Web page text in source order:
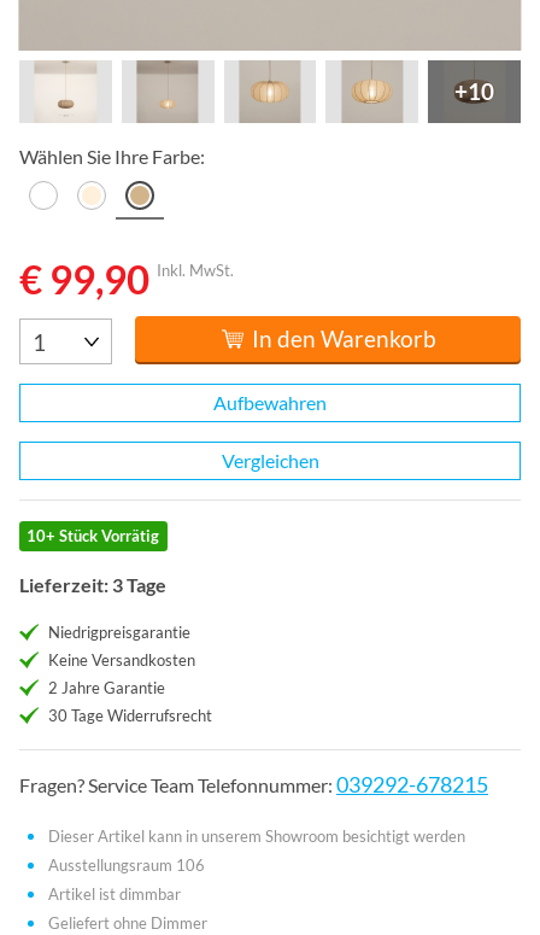
+10
Wählen Sie Ihre Farbe:
€ 99,90 Inkl. MwSt.
In den Warenkorb
Aufbewahren
Vergleichen
10+ Stück Vorrätig
Lieferzeit: 3 Tage
Niedrigpreisgarantie
Keine Versandkosten
2 Jahre Garantie
30 Tage Widerrufsrecht
Fragen? Service Team Telefonnummer: 039292-678215
Dieser Artikel kann in unserem Showroom besichtigt werden
Ausstellungsraum 106
Artikel ist dimmbar
Geliefert ohne Dimmer